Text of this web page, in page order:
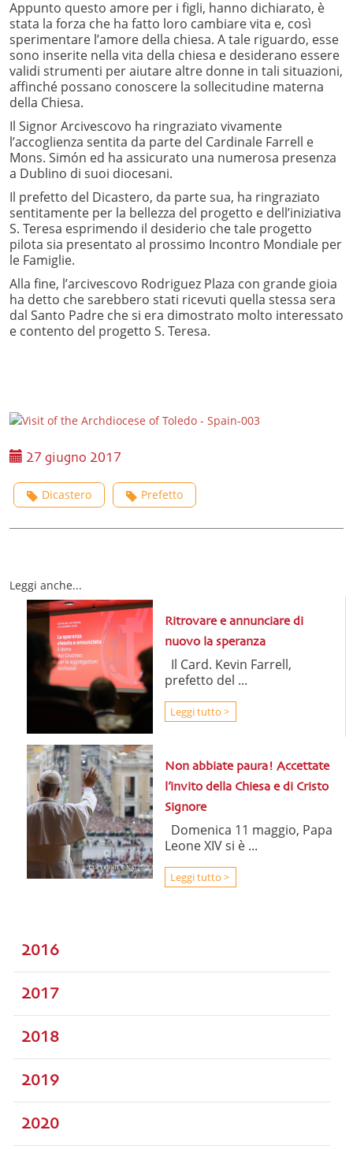
Appunto questo amore per i figli, hanno dichiarato, è
stata la forza che ha fatto loro cambiare vita e, così
sperimentare l’amore della chiesa. A tale riguardo, esse
sono inserite nella vita della chiesa e desiderano essere
validi strumenti per aiutare altre donne in tali situazioni,
affinché possano conoscere la sollecitudine materna
della Chiesa.
Il Signor Arcivescovo ha ringraziato vivamente
l’accoglienza sentita da parte del Cardinale Farrell e
Mons. Simón ed ha assicurato una numerosa presenza
a Dublino di suoi diocesani.
Il prefetto del Dicastero, da parte sua, ha ringraziato
sentitamente per la bellezza del progetto e dell’iniziativa
S. Teresa esprimendo il desiderio che tale progetto
pilota sia presentato al prossimo Incontro Mondiale per
le Famiglie.
Alla fine, l’arcivescovo Rodriguez Plaza con grande gioia
ha detto che sarebbero stati ricevuti quella stessa sera
dal Santo Padre che si era dimostrato molto interessato
e contento del progetto S. Teresa.
27 giugno 2017
Dicastero Prefetto
Leggi anche...
Ritrovare e annunciare di
nuovo la speranza
Il Card. Kevin Farrell,
prefetto del ...
Leggi tutto >
Non abbiate paura! Accettate
l’invito della Chiesa e di Cristo
Signore
Domenica 11 maggio, Papa
Leone XIV si è ...
Leggi tutto >
2016
2017
2018
2019
2020